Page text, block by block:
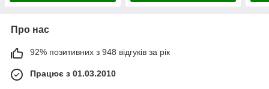
Про нас
92% позитивних з 948 відгуків за рік
Працює з 01.03.2010